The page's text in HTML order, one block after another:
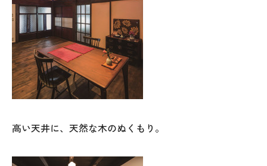
高い天井に、天然な木のぬくもり。